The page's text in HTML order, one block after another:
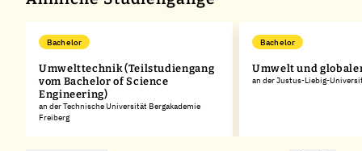
Bachelor
Umwelttechnik (Teilstudiengang
vom Bachelor of Science
Engineering)
an der Technische Universität Bergakademie
Freiberg
Bachelor
Umwelt und
an der Justus-Liebig-